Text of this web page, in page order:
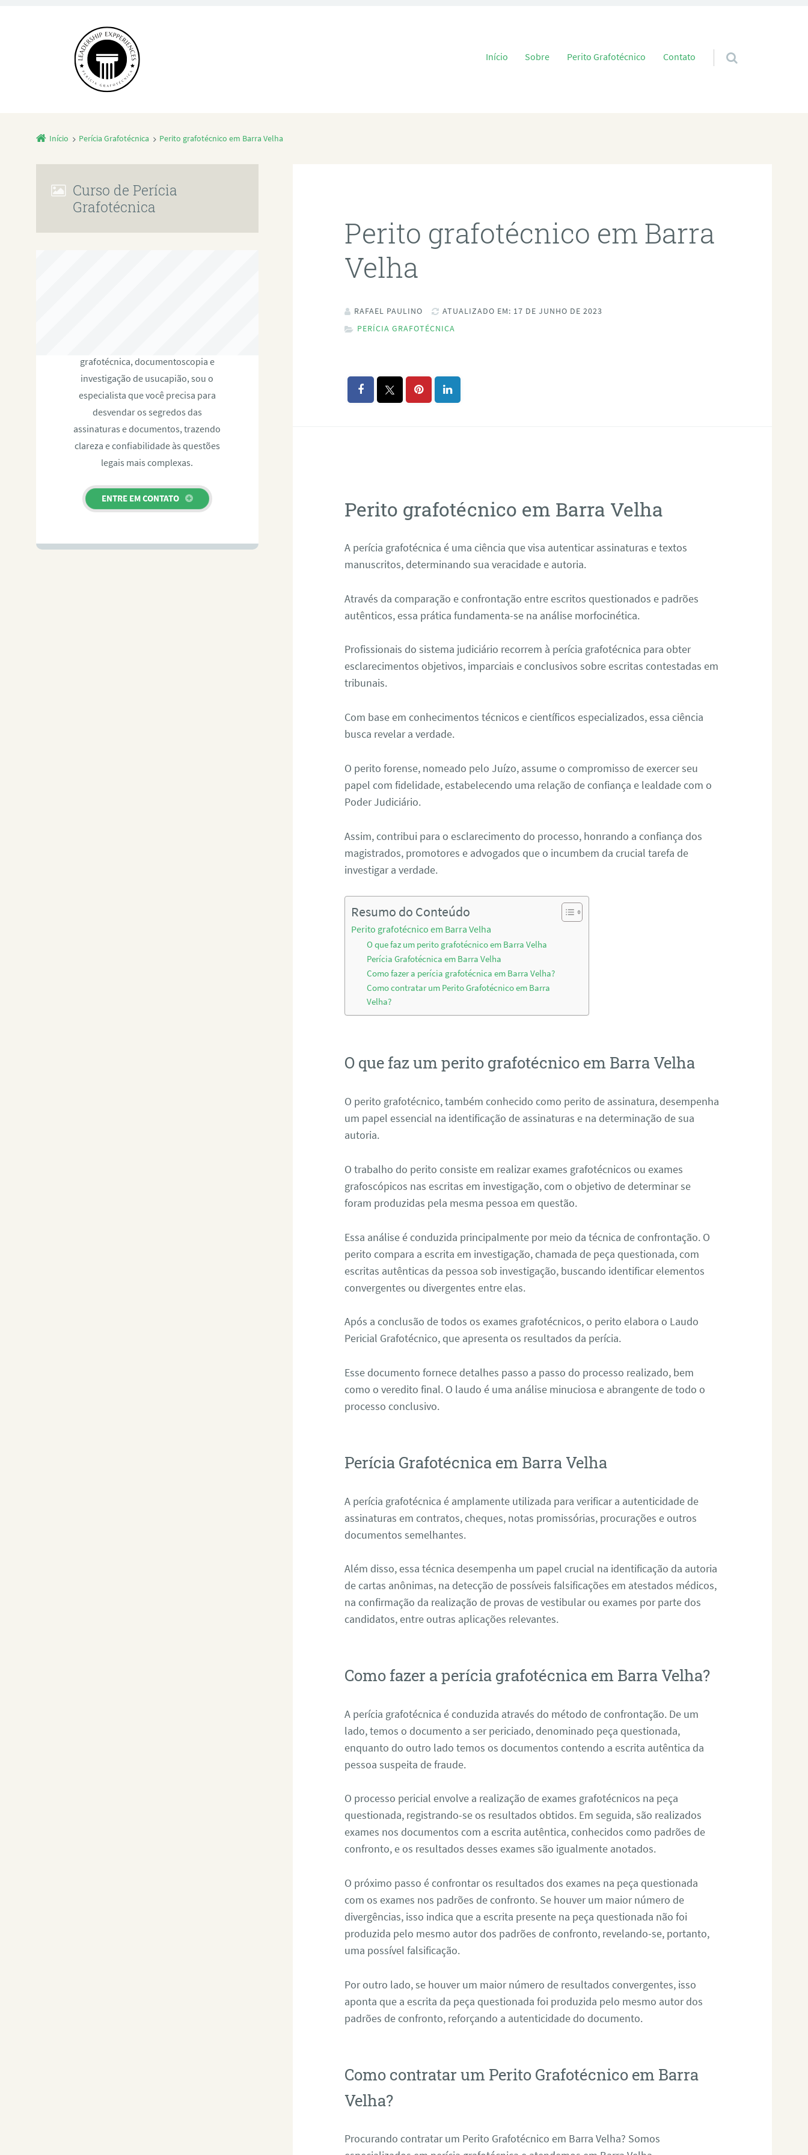
Pular para o conteúdo
Início Sobre Perito Grafotécnico Contato
Início Perícia Grafotécnica Perito grafotécnico em Barra Velha
Perito grafotécnico em Barra
Velha
RAFAEL PAULINO
ATUALIZADO EM: 17 DE JUNHO DE 2023
PERÍCIA GRAFOTÉCNICA
Perito grafotécnico em Barra Velha
A perícia grafotécnica é uma ciência que visa autenticar assinaturas e textos
manuscritos, determinando sua veracidade e autoria.
Através da comparação e confrontação entre escritos questionados e padrões
autênticos, essa prática fundamenta-se na análise morfocinética.
Profissionais do sistema judiciário recorrem à perícia grafotécnica para obter
esclarecimentos objetivos, imparciais e conclusivos sobre escritas contestadas em
tribunais.
Com base em conhecimentos técnicos e científicos especializados, essa ciência
busca revelar a verdade.
O perito forense, nomeado pelo Juízo, assume o compromisso de exercer seu
papel com fidelidade, estabelecendo uma relação de confiança e lealdade com o
Poder Judiciário.
Assim, contribui para o esclarecimento do processo, honrando a confiança dos
magistrados, promotores e advogados que o incumbem da crucial tarefa de
investigar a verdade.
Resumo do Conteúdo
Perito grafotécnico em Barra Velha
O que faz um perito grafotécnico em Barra Velha
Perícia Grafotécnica em Barra Velha
Como fazer a perícia grafotécnica em Barra Velha?
Como contratar um Perito Grafotécnico em Barra
Velha?
O que faz um perito grafotécnico em Barra Velha
O perito grafotécnico, também conhecido como perito de assinatura, desempenha
um papel essencial na identificação de assinaturas e na determinação de sua
autoria.
O trabalho do perito consiste em realizar exames grafotécnicos ou exames
grafoscópicos nas escritas em investigação, com o objetivo de determinar se
foram produzidas pela mesma pessoa em questão.
Essa análise é conduzida principalmente por meio da técnica de confrontação. O
perito compara a escrita em investigação, chamada de peça questionada, com
escritas autênticas da pessoa sob investigação, buscando identificar elementos
convergentes ou divergentes entre elas.
Após a conclusão de todos os exames grafotécnicos, o perito elabora o Laudo
Pericial Grafotécnico, que apresenta os resultados da perícia.
Esse documento fornece detalhes passo a passo do processo realizado, bem
como o veredito final. O laudo é uma análise minuciosa e abrangente de todo o
processo conclusivo.
Perícia Grafotécnica em Barra Velha
A perícia grafotécnica é amplamente utilizada para verificar a autenticidade de
assinaturas em contratos, cheques, notas promissórias, procurações e outros
documentos semelhantes.
Além disso, essa técnica desempenha um papel crucial na identificação da autoria
de cartas anônimas, na detecção de possíveis falsificações em atestados médicos,
na confirmação da realização de provas de vestibular ou exames por parte dos
candidatos, entre outras aplicações relevantes.
Como fazer a perícia grafotécnica em Barra Velha?
A perícia grafotécnica é conduzida através do método de confrontação. De um
lado, temos o documento a ser periciado, denominado peça questionada,
enquanto do outro lado temos os documentos contendo a escrita autêntica da
pessoa suspeita de fraude.
O processo pericial envolve a realização de exames grafotécnicos na peça
questionada, registrando-se os resultados obtidos. Em seguida, são realizados
exames nos documentos com a escrita autêntica, conhecidos como padrões de
confronto, e os resultados desses exames são igualmente anotados.
O próximo passo é confrontar os resultados dos exames na peça questionada
com os exames nos padrões de confronto. Se houver um maior número de
divergências, isso indica que a escrita presente na peça questionada não foi
produzida pelo mesmo autor dos padrões de confronto, revelando-se, portanto,
uma possível falsificação.
Por outro lado, se houver um maior número de resultados convergentes, isso
aponta que a escrita da peça questionada foi produzida pelo mesmo autor dos
padrões de confronto, reforçando a autenticidade do documento.
Como contratar um Perito Grafotécnico em Barra
Velha?
Procurando contratar um Perito Grafotécnico em Barra Velha? Somos
Curso de Perícia
Grafotécnica
grafotécnica, documentoscopia e
investigação de usucapião, sou o
especialista que você precisa para
desvendar os segredos das
assinaturas e documentos, trazendo
clareza e confiabilidade às questões
legais mais complexas.
ENTRE EM CONTATO